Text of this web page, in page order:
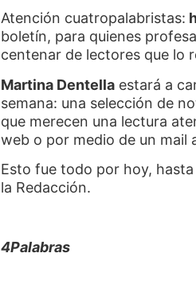
Atención cuatropalabristas:
boletín, para quienes
centenar de lectores que lo
Martina Dentella estará a
semana: una selección de
que merecen una lectura
web o por medio de un mail
Esto fue todo por hoy,
la Redacción.
4Palabras